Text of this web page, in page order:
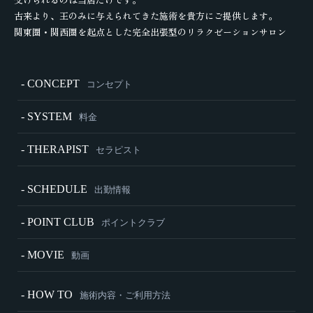
古来より、王のみに与えられてきた施術を貴方にご提供します。
関東圏・関西圏を起点とした完全出張型のリラクゼーションサロン
- CONCEPT コンセプト
- SYSTEM 料金
- THERAPIST セラピスト
- SCHEDULE 出勤情報
- POINT CLUB ポイントクラブ
- MOVIE 動画
- HOW TO 施術内容・ご利用方法